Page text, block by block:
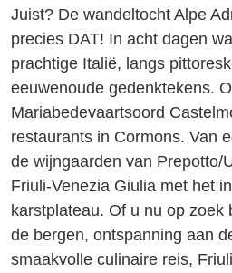
Juist? De wandeltocht Alpe
precies DAT! In acht dagen
prachtige Italië, langs
eeuwenoude gedenktekens.
Mariabedevaartsoord
restaurants in Cormons. Van
de wijngaarden van Prepotto/
Friuli-Venezia Giulia met het
karstplateau. Of u nu op zoek
de bergen, ontspanning aan
smaakvolle culinaire reis,